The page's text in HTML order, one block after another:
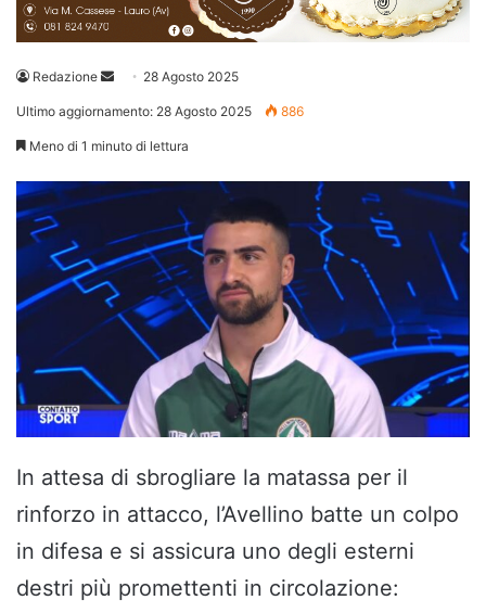
Redazione
Invia 28 Agosto 2025
Ultimo aggiornamento: 28 Agosto 2025 886
Meno di 1 minuto di lettura
In attesa di sbrogliare la matassa per il
rinforzo in attacco, l’Avellino batte un colpo
in difesa e si assicura uno degli esterni
destri più promettenti in circolazione: